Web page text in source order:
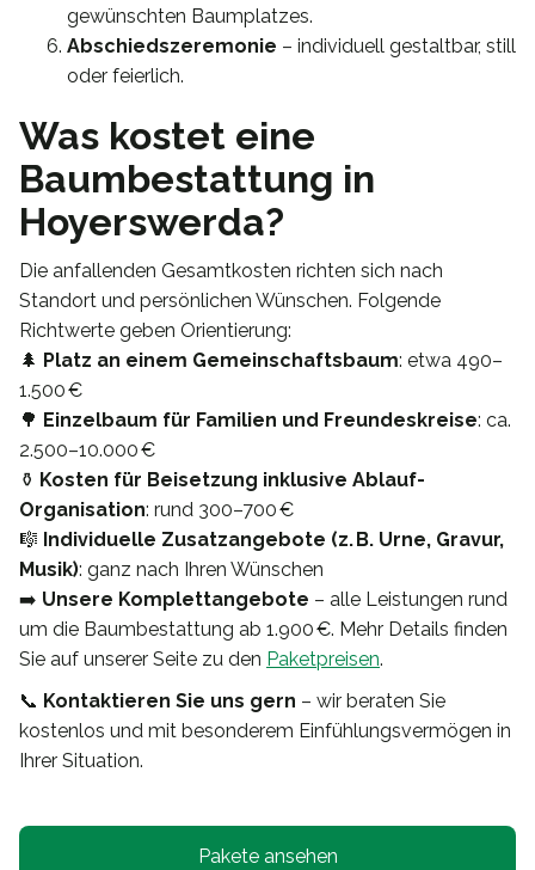
gewünschten Baumplatzes.
Abschiedszeremonie – individuell gestaltbar, still
oder feierlich.
Was kostet eine
Baumbestattung in
Hoyerswerda?
Die anfallenden Gesamtkosten richten sich nach
Standort und persönlichen Wünschen. Folgende
Richtwerte geben Orientierung:
🌲 Platz an einem Gemeinschaftsbaum: etwa 490–
1.500 €
🌳 Einzelbaum für Familien und Freundeskreise: ca.
2.500–10.000 €
⚱️ Kosten für Beisetzung inklusive Ablauf-
Organisation: rund 300–700 €
🎼 Individuelle Zusatzangebote (z. B. Urne, Gravur,
Musik): ganz nach Ihren Wünschen
➡️ Unsere Komplettangebote – alle Leistungen rund
um die Baumbestattung ab 1.900 €. Mehr Details finden
Sie auf unserer Seite zu den Paketpreisen.
📞 Kontaktieren Sie uns gern – wir beraten Sie
kostenlos und mit besonderem Einfühlungsvermögen in
Ihrer Situation.
Pakete ansehen